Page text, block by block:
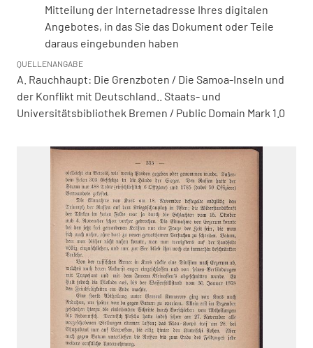
Mitteilung der Internetadresse Ihres digitalen
Angebotes, in das Sie das Dokument oder Teile
daraus eingebunden haben
QUELLENANGABE
A. Rauchhaupt: Die Grenzboten / Die Samoa-Inseln und
der Konflikt mit Deutschland.. Staats- und
Universitätsbibliothek Bremen / Public Domain Mark 1.0